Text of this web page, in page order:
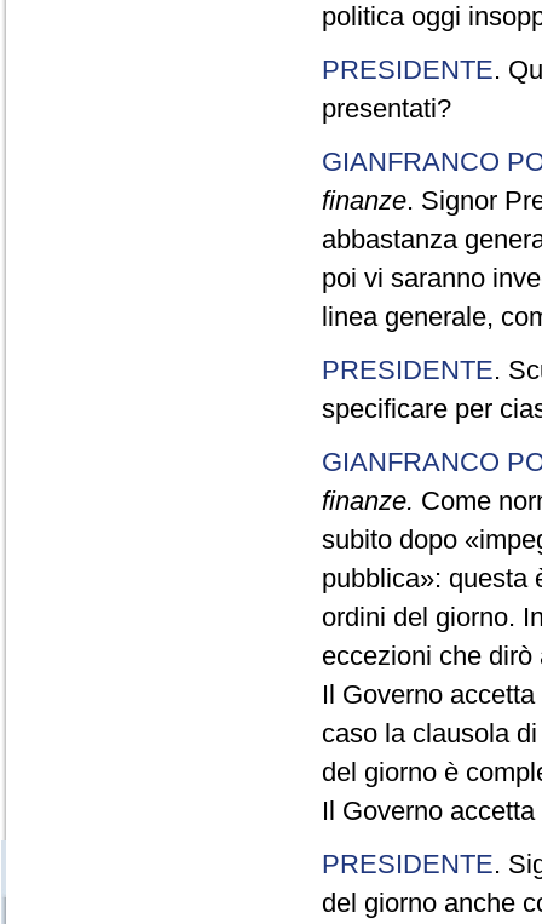
politica oggi
PRESIDENTE.
presentati?
GIANFRANCO
finanze. Signor
abbastanza
poi vi saranno
linea generale,
PRESIDENTE.
specificare per
GIANFRANCO
finanze. Come
subito dopo
pubblica»: questa
ordini del giorno.
eccezioni che
Il Governo
caso la clausola
del giorno è
Il Governo
PRESIDENTE.
del giorno anche